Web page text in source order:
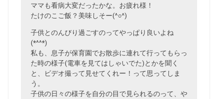
ママも看病大変だったかな。お疲れ様！
たけのこご飯？美味しそー(^○^)
子供とのんびり過ごすのってやっぱり良いよね
(*^^*)
私も、息子が保育園でお散歩に連れて行ってもらっ
た時の様子(電車を見てはしゃいでた)とかを聞く
と、ビデオ撮って見せてくれー！って思ってしま
う。
子供の日々の様子を自分の目で見られるのって、や